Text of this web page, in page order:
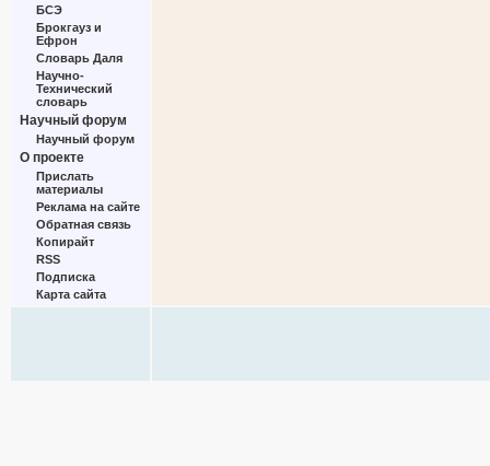
БСЭ
Брокгауз и
Ефрон
Словарь Даля
Научно-
Технический
словарь
Научный форум
Научный форум
О проекте
Прислать
материалы
Реклама на сайте
Обратная связь
Копирайт
RSS
Подписка
Карта сайта